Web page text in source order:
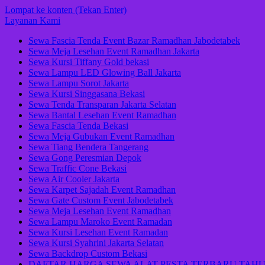
Lompat ke konten (Tekan Enter)
Layanan Kami
Sewa Fascia Tenda Event Bazar Ramadhan Jabodetabek
Sewa Meja Lesehan Event Ramadhan Jakarta
Sewa Kursi Tiffany Gold bekasi
Sewa Lampu LED Glowing Ball Jakarta
Sewa Lampu Sorot Jakarta
Sewa Kursi Singgasana Bekasi
Sewa Tenda Transparan Jakarta Selatan
Sewa Bantal Lesehan Event Ramadhan
Sewa Fascia Tenda Bekasi
Sewa Meja Gubukan Event Ramadhan
Sewa Tiang Bendera Tangerang
Sewa Gong Peresmian Depok
Sewa Traffic Cone Bekasi
Sewa Air Cooler Jakarta
Sewa Karpet Sajadah Event Ramadhan
Sewa Gate Custom Event Jabodetabek
Sewa Meja Lesehan Event Ramadhan
Sewa Lampu Maroko Event Ramadan
Sewa Kursi Lesehan Event Ramadan
Sewa Kursi Syahrini Jakarta Selatan
Sewa Backdrop Custom Bekasi